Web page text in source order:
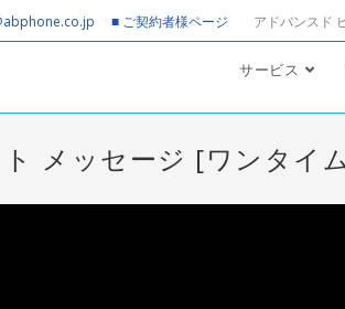
■ ご契約者様ページ アドバンスド
サービス
メッセージ [ワンタイ